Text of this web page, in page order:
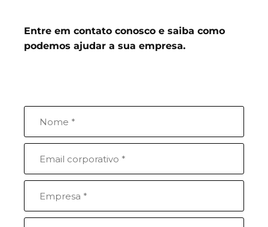
Entre em contato conosco e saiba como
podemos ajudar a sua empresa.